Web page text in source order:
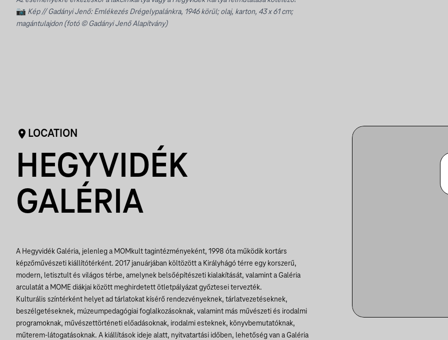
📷 Kép // Gadányi Jenő: Emlékezés Drégelypalánkra, 1946 körül; olaj, karton, 43 x 61 cm;
magántulajdon (fotó © Gadányi Jenő Alapítvány)
LOCATION
HEGYVIDÉK
GALÉRIA
A Hegyvidék Galéria, jelenleg a MOMkult tagintézményeként, 1998 óta működik kortárs
képzőművészeti kiállítótérként. 2017 januárjában költözött a Királyhágó térre egy korszerű,
modern, letisztult és világos térbe, amelynek belsőépítészeti kialakítását, valamint a Galéria
arculatát a MOME diákjai között meghirdetett ötletpályázat győztesei tervezték.
Kulturális színtérként helyet ad tárlatokat kísérő rendezvényeknek, tárlatvezetéseknek,
beszélgetéseknek, múzeumpedagógiai foglalkozásoknak, valamint más művészeti és irodalmi
programoknak, művészettörténeti előadásoknak, irodalmi esteknek, könyvbemutatóknak,
műterem-látogatásoknak. A kiállítások ideje alatt, nyitvatartási időben, lehetőség van a Galéria